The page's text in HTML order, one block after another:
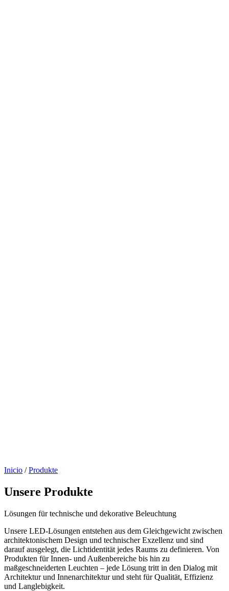
Inicio / Produkte
Unsere Produkte
Lösungen für technische und dekorative Beleuchtung
Unsere LED-Lösungen entstehen aus dem Gleichgewicht zwischen
architektonischem Design und technischer Exzellenz und sind
darauf ausgelegt, die Lichtidentität jedes Raums zu definieren. Von
Produkten für Innen- und Außenbereiche bis hin zu
maßgeschneiderten Leuchten – jede Lösung tritt in den Dialog mit
Architektur und Innenarchitektur und steht für Qualität, Effizienz
und Langlebigkeit.